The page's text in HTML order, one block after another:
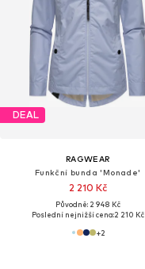
DEAL
RAGWEAR
Funkční bunda 'Monade'
2 210 Kč
Původně: 2 948 Kč
Poslední nejnižší cena:2 210 Kč
+2